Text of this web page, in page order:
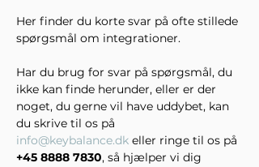
Her finder du korte svar på ofte stillede
spørgsmål om integrationer.
Har du brug for svar på spørgsmål, du
ikke kan finde herunder, eller er der
noget, du gerne vil have uddybet, kan
du skrive til os på
info@keybalance.dk eller ringe til os på
+45 8888 7830, så hjælper vi dig